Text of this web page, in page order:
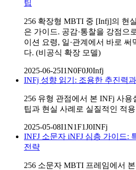
팁
256 확장형 MBTI 중 [Infj]의 현
은 가이드. 공감·통찰을 강점으
이션 요령, 일·관계에서 바로
다. (비공식 확장 모델)
2025-06-25I1N0F0J0Infj
INFj 성향 읽기: 조용한 추진력
256 유형 관점에서 본 INFj 사
팁과 현실 사례로 실질적인 적
2025-05-08I1N1F1J0INFj
INFJ 소문자 iNFJ 심층 가이드:
전략
256 소문자 MBTI 프레임에서